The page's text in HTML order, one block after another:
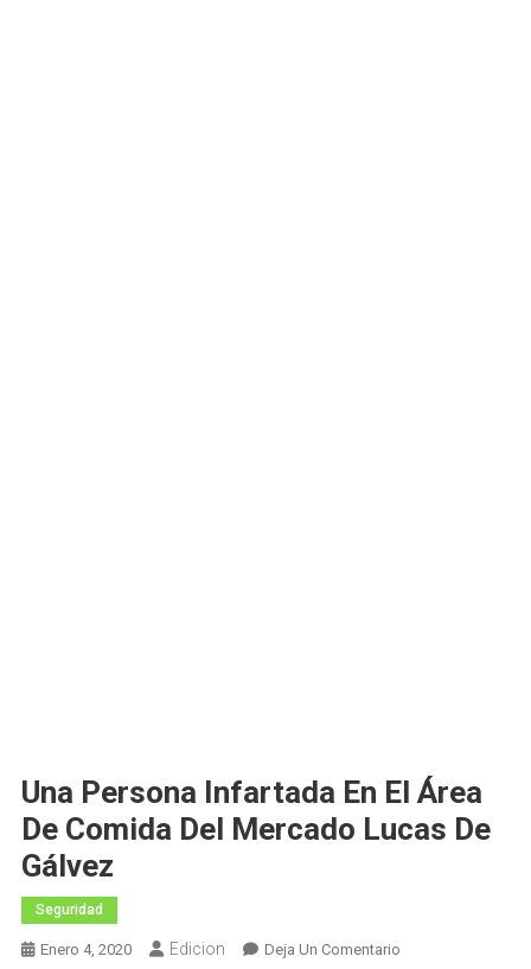
Una Persona Infartada En El Área
De Comida Del Mercado Lucas De
Gálvez
Seguridad
Enero 4, 2020 Edicion Deja Un ComentarioEn